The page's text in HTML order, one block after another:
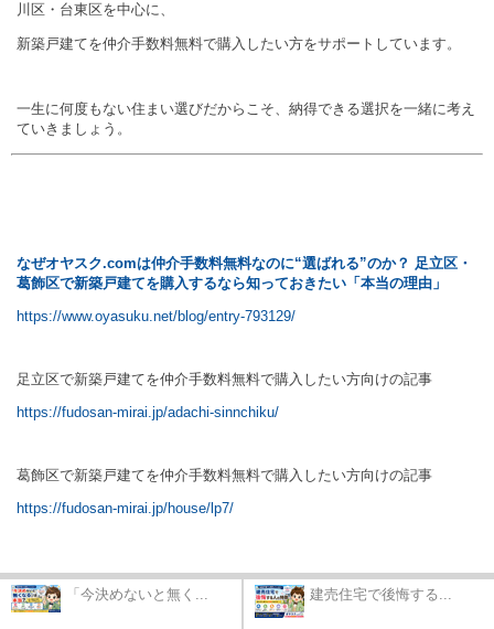
川区・台東区を中心に、
新築戸建てを仲介手数料無料で購入したい方をサポートしています。
一生に何度もない住まい選びだからこそ、納得できる選択を一緒に考え
ていきましょう。
なぜオヤスク.comは仲介手数料無料なのに“選ばれる”のか？ 足立区・
葛飾区で新築戸建てを購入するなら知っておきたい「本当の理由」
https://www.oyasuku.net/blog/entry-793129/
足立区で新築戸建てを仲介手数料無料で購入したい方向けの記事
https://fudosan-mirai.jp/adachi-sinnchiku/
葛飾区で新築戸建てを仲介手数料無料で購入したい方向けの記事
https://fudosan-mirai.jp/house/lp7/
「今決めないと無く... 建売住宅で後悔する...